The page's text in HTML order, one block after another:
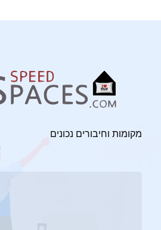
מקומות וחיבורים נכונים